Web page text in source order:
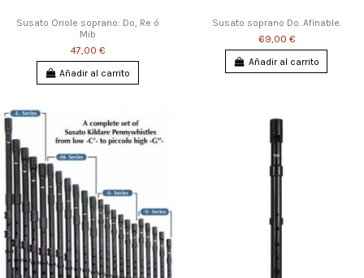
Susato Oriole soprano: Do, Re ó
Mib
47,00 €
Añadir al carrito
Susato soprano Do. Afinable.
69,00 €
Añadir al carrito